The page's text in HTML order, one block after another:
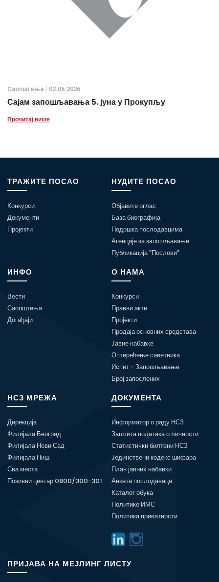
Саопштења 02.06.2026.
Сајам запошљавања 5. јуна у Прокупљу
Прочитај више
ТРАЖИТЕ ПОСАО
Конкурси
Документи
Пројекти
НУДИТЕ ПОСАО
Објавите оглас
База биографија
Подршка послодавцима
Агенције за запошљавање
Публикација "Послови"
ИНФО
Вести
Саопштења
Догађаји
О НАМА
Конкурси
Правни акти
Пројекти
Продаја основних средстава
Јавне набавке
Оптерећење саветника
Испит - Запошљавање
Број запослених
НСЗ МРЕЖА
Дирекција
Филијала Београд
Филијала Нови Сад
Филијала Ниш
Сва места
Позивни центар 0800/300-301
ДОКУМЕНТА
Информатор о раду НСЗ
Заштита података о личности
Статистички билтени НСЗ
Јединствени кодекс шифара
План јавних набавки
Анкета послодаваца
Каталог обука
Политике ИМС
Политика приватности
ПРИЈАВА НА МЕЈЛИНГ ЛИСТУ